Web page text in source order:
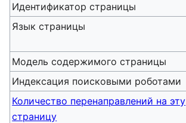
Идентификатор страницы
Язык страницы
Модель содержимого страницы
Индексация поисковыми роботами
Количество перенаправлений на эту
страницу